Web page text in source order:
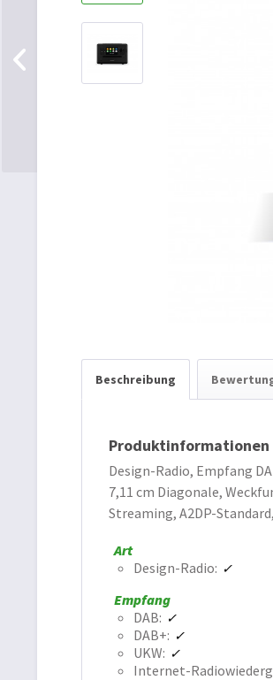
Beschreibung
Produktinformationen
Design-Radio, Empfang
7,11 cm Diagonale,
Streaming, A2DP-
Art
Design-Radio
Empfang
DAB
DAB+
UKW
Internet-